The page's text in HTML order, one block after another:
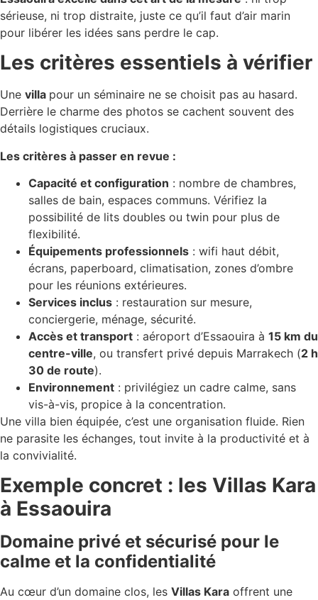
sérieuse, ni trop distraite, juste ce qu’il faut d’air marin
pour libérer les idées sans perdre le cap.
Les critères essentiels à vérifier
Une villa pour un séminaire ne se choisit pas au hasard.
Derrière le charme des photos se cachent souvent des
détails logistiques cruciaux.
Les critères à passer en revue :
Capacité et configuration : nombre de chambres,
salles de bain, espaces communs. Vérifiez la
possibilité de lits doubles ou twin pour plus de
flexibilité.
Équipements professionnels : wifi haut débit,
écrans, paperboard, climatisation, zones d’ombre
pour les réunions extérieures.
Services inclus : restauration sur mesure,
conciergerie, ménage, sécurité.
Accès et transport : aéroport d’Essaouira à 15 km du
centre-ville, ou transfert privé depuis Marrakech (2 h
30 de route).
Environnement : privilégiez un cadre calme, sans
vis-à-vis, propice à la concentration.
Une villa bien équipée, c’est une organisation fluide. Rien
ne parasite les échanges, tout invite à la productivité et à
la convivialité.
Exemple concret : les Villas Kara
à Essaouira
Domaine privé et sécurisé pour le
calme et la confidentialité
Au cœur d’un domaine clos, les Villas Kara offrent une